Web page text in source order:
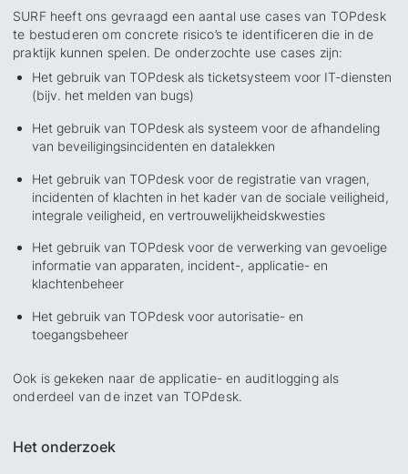
SURF heeft ons gevraagd een aantal use cases van TOPdesk
te bestuderen om concrete risico’s te identificeren die in de
praktijk kunnen spelen. De onderzochte use cases zijn:
Het gebruik van TOPdesk als ticketsysteem voor IT-diensten
(bijv. het melden van bugs)
Het gebruik van TOPdesk als systeem voor de afhandeling
van beveiligingsincidenten en datalekken
Het gebruik van TOPdesk voor de registratie van vragen,
incidenten of klachten in het kader van de sociale veiligheid,
integrale veiligheid, en vertrouwelijkheidskwesties
Het gebruik van TOPdesk voor de verwerking van gevoelige
informatie van apparaten, incident-, applicatie- en
klachtenbeheer
Het gebruik van TOPdesk voor autorisatie- en
toegangsbeheer
Ook is gekeken naar de applicatie- en auditlogging als
onderdeel van de inzet van TOPdesk.
Het onderzoek